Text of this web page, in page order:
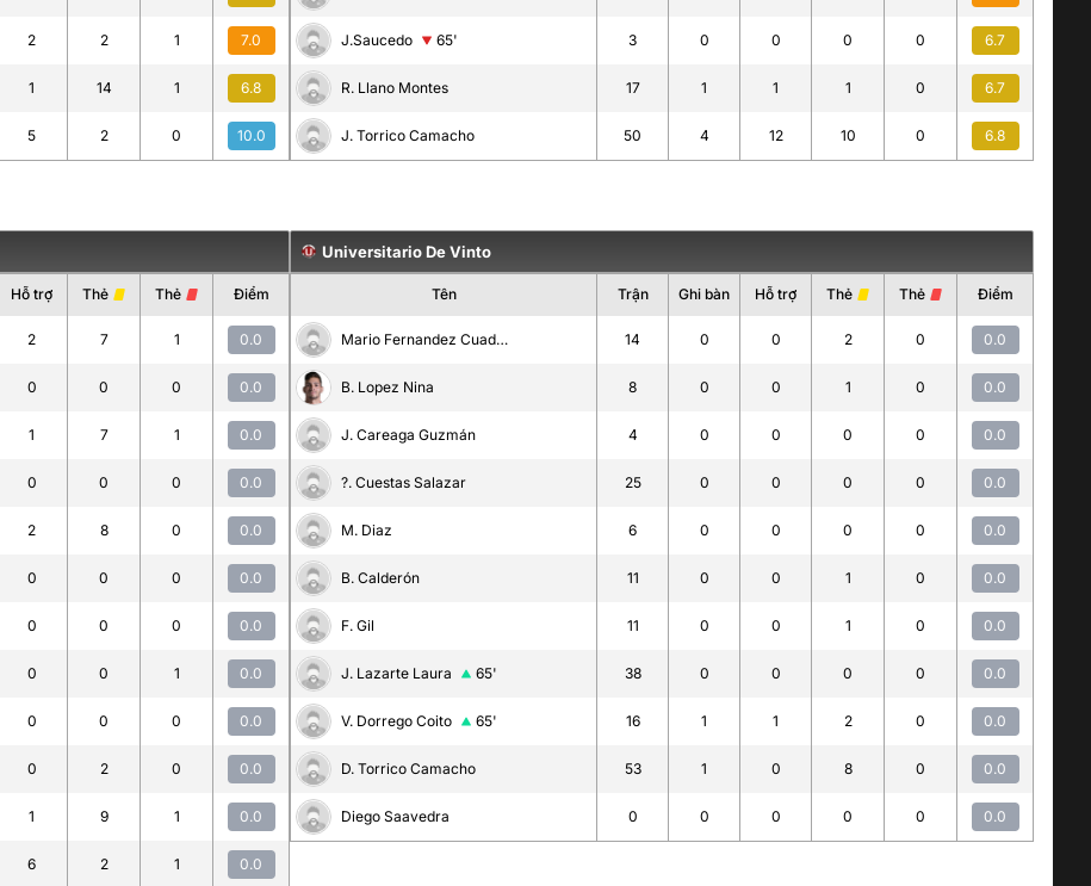
2 2 1 7.0
1 14 1 6.8
5 2 0 10.0
J.Saucedo 65' 3 0 0 0 0 6.7
R. Llano Montes 17 1 1 1 0 6.7
J. Torrico Camacho 50 4 12 10 0 6.8
Hỗ trợ Thẻ Thẻ Điểm
2 7 1 0.0
0 0 0 0.0
1 7 1 0.0
0 0 0 0.0
2 8 0 0.0
0 0 0 0.0
0 0 0 0.0
0 0 1 0.0
0 0 0 0.0
0 2 0 0.0
1 9 1 0.0
6 2 1 0.0
Universitario De Vinto
Tên Trận Ghi bàn Hỗ trợ Thẻ Thẻ Điểm
Mario Fernandez Cuadiay 14 0 0 2 0 0.0
B. Lopez Nina 8 0 0 1 0 0.0
J. Careaga Guzmán 4 0 0 0 0 0.0
?. Cuestas Salazar 25 0 0 0 0 0.0
M. Diaz 6 0 0 0 0 0.0
B. Calderón 11 0 0 1 0 0.0
F. Gil 11 0 0 1 0 0.0
J. Lazarte Laura 65' 38 0 0 0 0 0.0
V. Dorrego Coito 65' 16 1 1 2 0 0.0
D. Torrico Camacho 53 1 0 8 0 0.0
Diego Saavedra 0 0 0 0 0 0.0